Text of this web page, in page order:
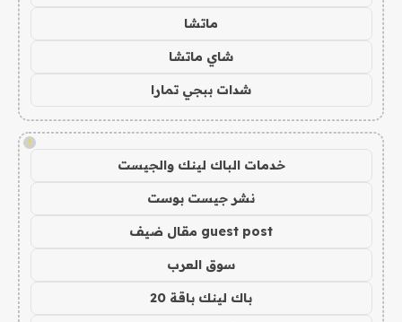
ماتشا
شاي ماتشا
شدات ببجي تمارا
!
خدمات الباك لينك والجيست
نشر جيست بوست
guest post مقال ضيف
سوق العرب
باك لينك باقة 20